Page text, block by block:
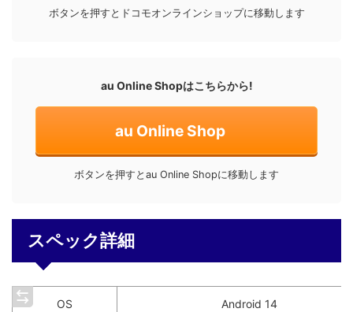
ボタンを押すとドコモオンラインショップに移動します
au Online Shopはこちらから!
au Online Shop
ボタンを押すとau Online Shopに移動します
スペック詳細
OS Android 14